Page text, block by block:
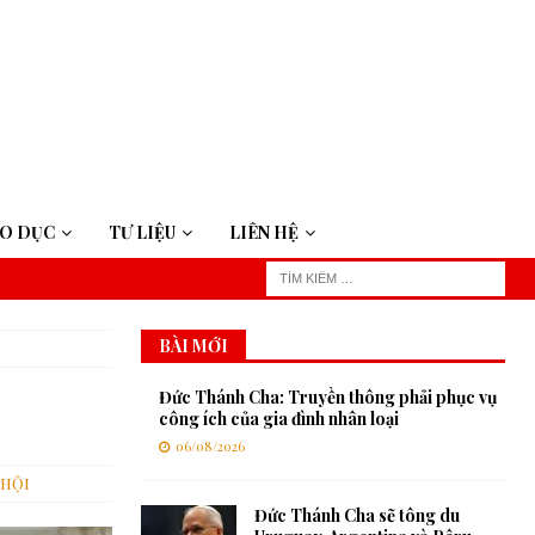
DỤC TƯ LIỆU LIÊN HỆ
BÀI MỚI
Đức Thánh Cha: Truyền thông phải phục vụ
công ích của gia đình nhân loại
06/08/2026
Đức Thánh Cha sẽ tông du